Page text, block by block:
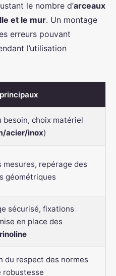
le nombre d’arceaux
et le mur. Un montage
erreurs pouvant
l’utilisation
besoin, choix matériel
acier/inox)
mesures, repérage des
géométriques
sécurisé, fixations
en place des
du respect des normes
robustesse